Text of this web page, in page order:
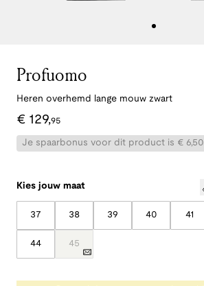
Profuomo
Heren overhemd lange mouw zwart
€ 129,95
Je spaarbonus voor dit product is € 6,50
Kies jouw maat
37 38 39 40 41
44 45